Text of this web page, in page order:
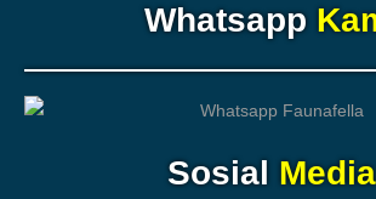
Whatsapp
Sosial Media